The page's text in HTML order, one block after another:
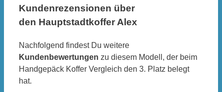
Kundenrezensionen über
den Hauptstadtkoffer Alex
Nachfolgend findest Du weitere
Kundenbewertungen zu diesem Modell, der beim
Handgepäck Koffer Vergleich den 3. Platz belegt
hat.